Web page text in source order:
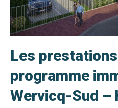
Les
programme
Wervicq-Sud –